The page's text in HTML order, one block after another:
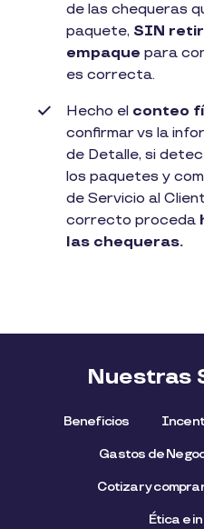
de las chequeras
paquete, SIN
empaque para
es correcta.
Hecho el conteo
confirmar vs la
de Detalle, si
los paquetes y
de Servicio al
correcto proceda
las chequeras.
Nuestras
Beneficios
Gastos de
Cotizar y
Ética e